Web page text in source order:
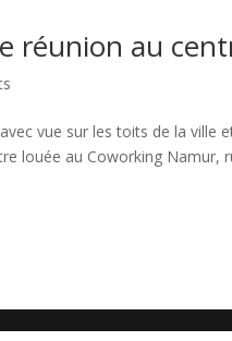
réunion au
vue sur les toits de la ville
louée au Coworking Namur,